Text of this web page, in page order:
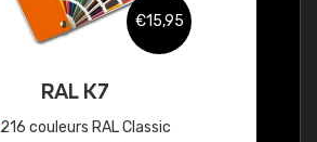
€15,95
RAL K7
216 couleurs RAL Classic